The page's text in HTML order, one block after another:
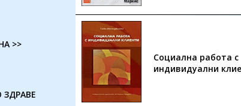
>>
Социална работа с
индивидуални